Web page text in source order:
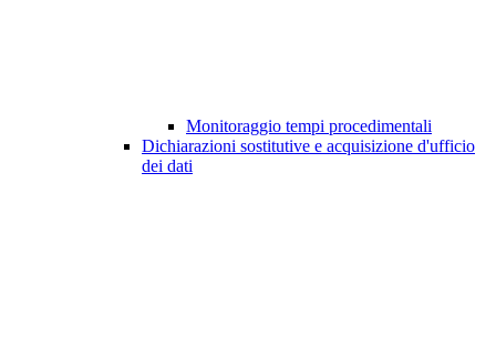
Monitoraggio tempi procedimentali
Dichiarazioni sostitutive e acquisizione d'ufficio
dei dati